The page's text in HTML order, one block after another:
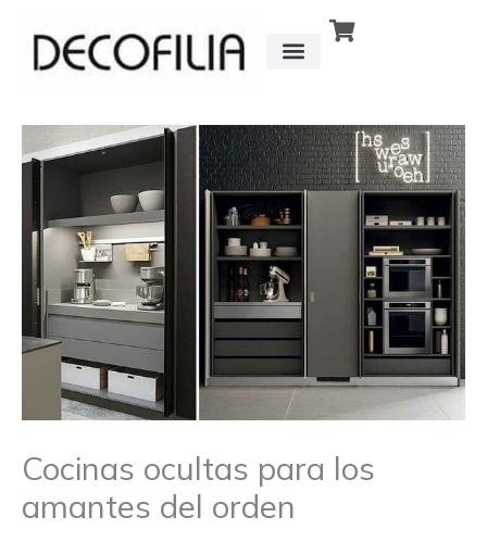
contenido
Cocinas ocultas para los
amantes del orden